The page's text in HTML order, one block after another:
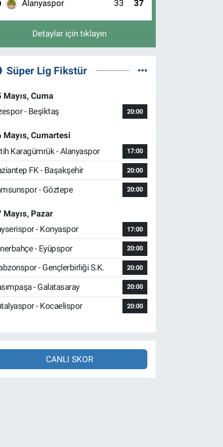
Alanyaspor 33 37
Detaylar için tıklayın
Süper Lig Fikstür
Mayıs, Cuma
- Beşiktaş
20:00
Mayıs, Cumartesi
Karagümrük - Alanyaspor
17:00
FK - Başakşehir 20:00
- Göztepe 20:00
Mayıs, Pazar
- Konyaspor
17:00
- Eyüpspor 20:00
- Gençlerbirliği S.K. 20:00
- Galatasaray 20:00
- Kocaelispor 20:00
CANLI SKOR